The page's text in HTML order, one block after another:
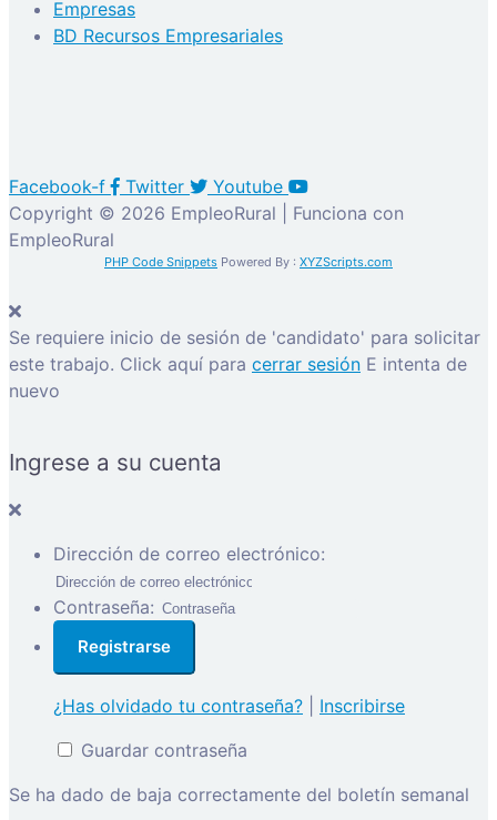
Empresas
BD Recursos Empresariales
Facebook-f Twitter
Youtube
Copyright © 2026 EmpleoRural | Funciona con
EmpleoRural
PHP Code Snippets Powered By : XYZScripts.com
Se requiere inicio de sesión de 'candidato' para solicitar
este trabajo. Click aquí para cerrar sesión E intenta de
nuevo
Ingrese a su cuenta
Dirección de correo electrónico:
Contraseña:
¿Has olvidado tu contraseña?
Inscribirse
Guardar contraseña
Se ha dado de baja correctamente del boletín semanal